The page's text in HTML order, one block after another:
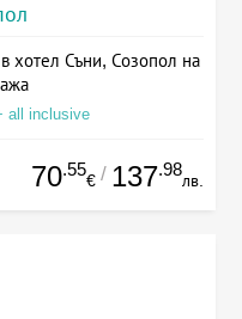
хотел Съни, Созопол на
all inclusive
70.55
€ / 137.98
лв.